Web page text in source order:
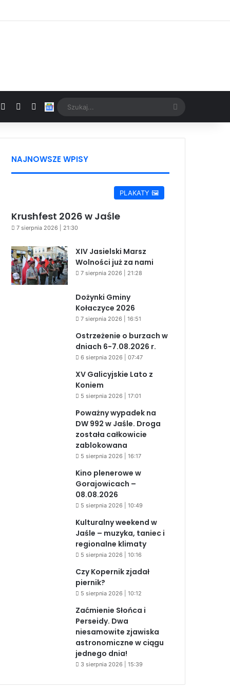
Facebook YouTubeGoogle News Szukaj...
NAJNOWSZE WPISY
PLAKATY 🖼️
Krushfest 2026 w Jaśle
7 sierpnia 2026 | 21:30
XIV Jasielski Marsz
Wolności już za nami
7 sierpnia 2026 | 21:28
Dożynki Gminy
Kołaczyce 2026
7 sierpnia 2026 | 16:51
Ostrzeżenie o burzach w
dniach 6-7.08.2026 r.
6 sierpnia 2026 | 07:47
XV Galicyjskie Lato z
Koniem
5 sierpnia 2026 | 17:01
Poważny wypadek na
DW 992 w Jaśle. Droga
została całkowicie
zablokowana
5 sierpnia 2026 | 16:17
Kino plenerowe w
Gorajowicach –
08.08.2026
5 sierpnia 2026 | 10:49
Kulturalny weekend w
Jaśle – muzyka, taniec i
regionalne klimaty
5 sierpnia 2026 | 10:16
Czy Kopernik zjadał
piernik?
5 sierpnia 2026 | 10:12
Zaćmienie Słońca i
Perseidy. Dwa
niesamowite zjawiska
astronomiczne w ciągu
jednego dnia!
3 sierpnia 2026 | 15:39